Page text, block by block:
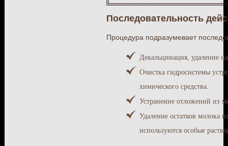
Последовательность
Процедура подразумевает
Декальцинация, удаление
Очистка гидросистемы
химического средства.
Устранение отложений из
Удаление остатков молока
используются особые